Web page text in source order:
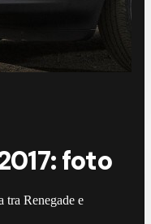
foto
tra Renegade e